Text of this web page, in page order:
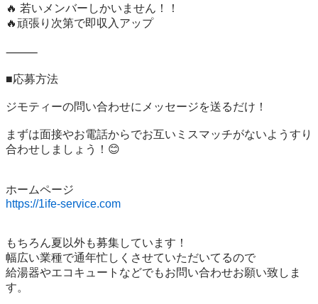
🔥 若いメンバーしかいません！！
🔥頑張り次第で即収入アップ
⸻
■応募方法
ジモティーの問い合わせにメッセージを送るだけ！
まずは面接やお電話からでお互いミスマッチがないようすり
合わせしましょう！😊
https://1ife-service.com
もちろん夏以外も募集しています！
幅広い業種で通年忙しくさせていただいてるので
給湯器やエコキュートなどでもお問い合わせお願い致しま
す。